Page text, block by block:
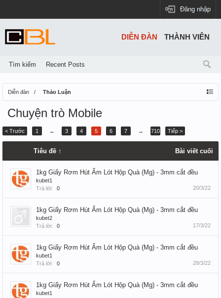
Đăng nhập
Diễn đàn Thảo Luận
Chuyện trò Mobile
< Trước 1 ← 3 4 5 6 7 → 710 Tiếp >
Tiêu đề ↑ Bài viết cuối
1kg Giấy Rơm Hút Ẩm Lót Hộp Quà (Mg) - 3mm cắt đều
kubet1
Trả lời:
0 20/3/22
1kg Giấy Rơm Hút Ẩm Lót Hộp Quà (Mg) - 3mm cắt đều
kubet2
Trả lời:
0 17/3/22
1kg Giấy Rơm Hút Ẩm Lót Hộp Quà (Mg) - 3mm cắt đều
kubet1
Trả lời:
0 28/3/22
1kg Giấy Rơm Hút Ẩm Lót Hộp Quà (Mg) - 3mm cắt đều
kubet1
DIỄN ĐÀN
Tìm kiếm Recent Posts
THÀNH VIÊN